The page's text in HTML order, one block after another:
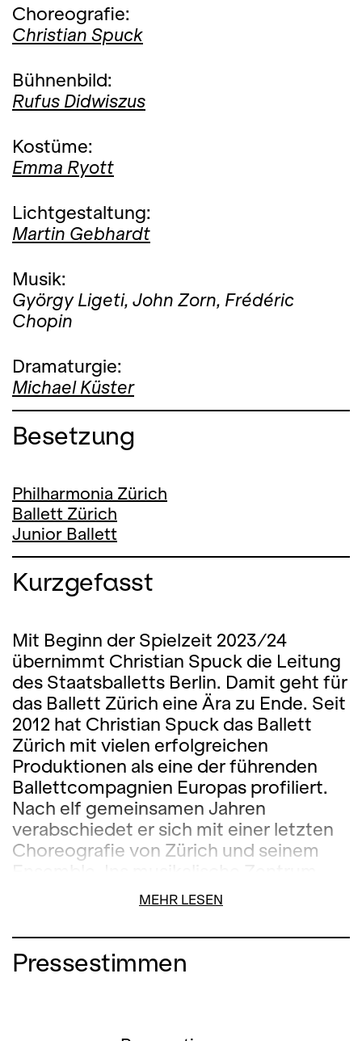
Choreografie:
Christian Spuck
Bühnenbild:
Rufus Didwiszus
Kostüme:
Emma Ryott
Lichtgestaltung:
Martin Gebhardt
Musik:
György Ligeti, John Zorn, Frédéric
Chopin
Dramaturgie:
Michael Küster
Besetzung
Philharmonia Zürich
Ballett Zürich
Junior Ballett
Kurzgefasst
Mit Beginn der Spielzeit 2023/24
übernimmt Christian Spuck die Leitung
des Staatsballetts Berlin. Damit geht für
das Ballett Zürich eine Ära zu Ende. Seit
2012 hat Christian Spuck das Ballett
Zürich mit vielen erfolgreichen
Produktionen als eine der führenden
Ballettcompagnien Europas profiliert.
Nach elf gemeinsamen Jahren
verabschiedet er sich mit einer letzten
Choreografie von Zürich und seinem
stellt er dabei «Lontano», ein
berühmtes Stück des ungarischen
Komponisten György Ligeti (1923-
2006). Die grossen Themen wie das
Sich-Entfernen, Distanz und Abschied,
MEHR LESEN
Pressestimmen